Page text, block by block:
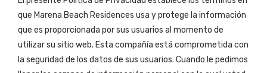
que Marena Beach Residences usa y protege la información
que es proporcionada por sus usuarios al momento de
utilizar su sitio web. Esta compañía está comprometida con
la seguridad de los datos de sus usuarios. Cuando le pedimos